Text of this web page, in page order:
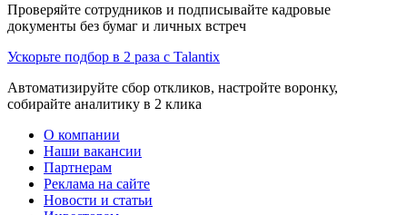
Проверяйте сотрудников и подписывайте кадровые
документы без бумаг и личных встреч
Ускорьте подбор в 2 раза с Talantix
Автоматизируйте сбор откликов, настройте воронку,
собирайте аналитику в 2 клика
О компании
Наши вакансии
Партнерам
Реклама на сайте
Новости и статьи